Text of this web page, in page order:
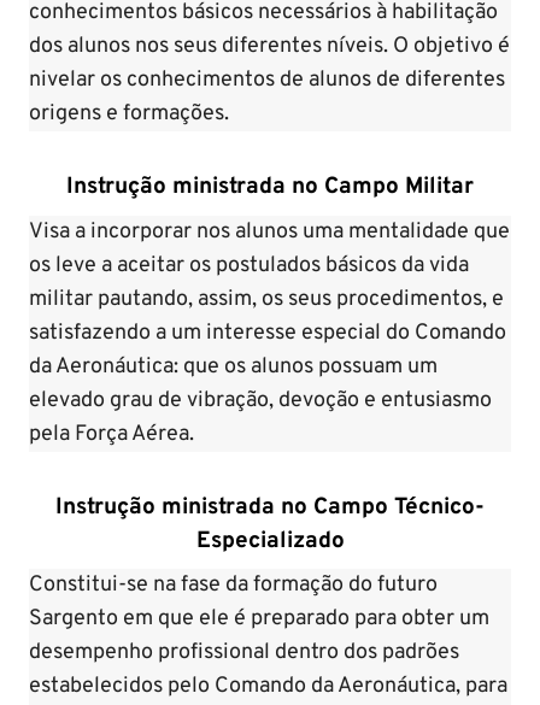
conhecimentos básicos necessários à habilitação
dos alunos nos seus diferentes níveis. O objetivo é
nivelar os conhecimentos de alunos de diferentes
origens e formações.
Instrução ministrada no Campo Militar
Visa a incorporar nos alunos uma mentalidade que
os leve a aceitar os postulados básicos da vida
militar pautando, assim, os seus procedimentos, e
satisfazendo a um interesse especial do Comando
da Aeronáutica: que os alunos possuam um
elevado grau de vibração, devoção e entusiasmo
pela Força Aérea.
Instrução ministrada no Campo Técnico-
Especializado
Constitui-se na fase da formação do futuro
Sargento em que ele é preparado para obter um
desempenho profissional dentro dos padrões
estabelecidos pelo Comando da Aeronáutica, para